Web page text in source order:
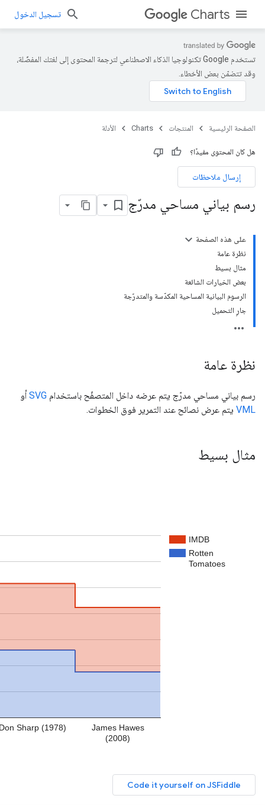
Charts تسجيل الدخول
تستخدم Google تكنولوجيا الذكاء الاصطناعي لترجمة المحتوى إلى لغتك المفضّلة،
وقد تتضمّن بعض الأخطاء.
الصفحة الرئيسية المنتجات Charts الأدلة
هل كان المحتوى مفيدًا؟
إرسال ملاحظات
رسم بياني مساحي مدرّج
على هذه الصفحة
نظرة عامة
مثال بسيط
بعض الخيارات الشائعة
الرسوم البيانية المساحية المكدّسة والمتدرّجة
جارٍ التحميل
نظرة عامة
رسم بياني مساحي مدرّج يتم عرضه داخل المتصفّح باستخدام SVGأو
VML يتم عرض نصائح عند التمرير فوق الخطوات.
مثال بسيط